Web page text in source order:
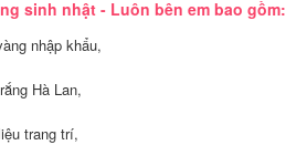
sinh nhật - Luôn bên em bao gồm:
nhập khẩu,
Hà Lan,
trang trí,